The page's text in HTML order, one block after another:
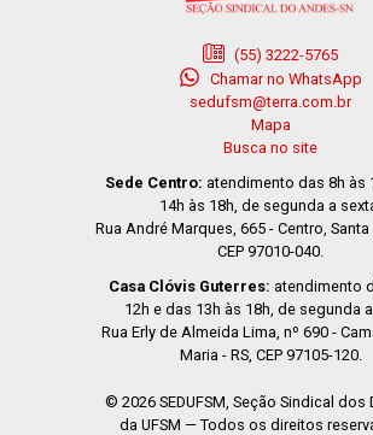
(55) 3222-5765
Chamar no WhatsApp
sedufsm@terra.com.br
Mapa
Busca no site
Sede Centro: atendimento das 8h às
14h às 18h, de segunda a
Rua André Marques, 665 - Centro, Santa
CEP 97010-040.
Casa Clóvis Guterres: atendimento
12h e das 13h às 18h, de segunda a
Rua Erly de Almeida Lima, nº 690 -
Maria - RS, CEP 97105-120.
© 2026 SEDUFSM, Seção Sindical dos
da UFSM — Todos os direitos